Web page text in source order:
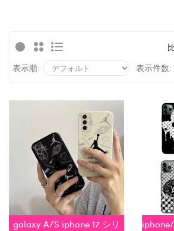
表示順:
表示件数:
galaxy A/S iphone 17 シリ